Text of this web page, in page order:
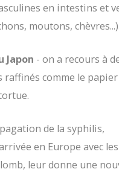
en intestins et
moutons, chèvres...).
Japon - on a recours à
raffinés comme le
de la syphilis,
en Europe avec
leur donne une